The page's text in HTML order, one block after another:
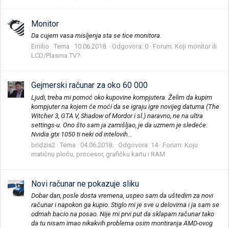
Monitor
Da cujem vasa misljenja sta se tice monitora.
Emilio
Tema 10.06.2018. Odgovora: 0 Forum: Koji monitor ili
LCD/Plasma TV?
Gejmerski računar za oko 60 000
Ljudi, treba mi pomoć oko kupovine kompjutera. Želim da kupim
kompjuter na kojem će moći da se igraju igre novijeg datuma (The
Witcher 3, GTA V, Shadow of Mordor i sl.) naravno, ne na ultra
settings-u. Ono što sam ja zamišljao, je da uzmem je sledeće:
Nvidia gtx 1050 ti neki od intelovih...
bridzis2
Tema 04.06.2018. Odgovora: 14 Forum: Koju
matičnu ploču, procesor, grafičku kartu i RAM
Novi računar ne pokazuje sliku
Dobar dan, posle dosta vremena, uspeo sam da uštedim za novi
računar i napokon ga kupio. Stiglo mi je sve u delovima i ja sam se
odmah bacio na posao. Nije mi prvi put da sklapam računar tako
da tu nisam imao nikakvih problema osim montiranja AMD-ovog